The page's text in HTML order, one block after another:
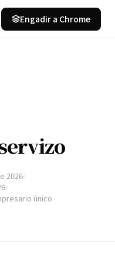
Engadir a Chrome
2026
único